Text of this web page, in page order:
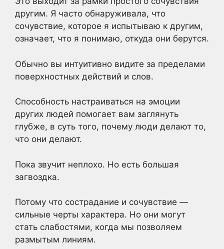
другим. Я часто обнаруживала, что
сочувствие, которое я испытываю к другим,
означает, что я понимаю, откуда они берутся.
Обычно вы интуитивно видите за пределами
поверхностных действий и слов.
Способность настраиваться на эмоции
других людей помогает вам заглянуть
глубже, в суть того, почему люди делают то,
что они делают.
Пока звучит неплохо. Но есть большая
загвоздка.
Потому что сострадание и сочувствие —
сильные черты характера. Но они могут
стать слабостями, когда мы позволяем
размытым линиям.